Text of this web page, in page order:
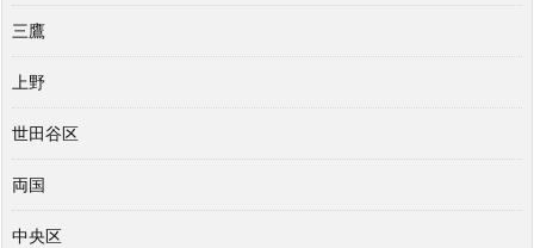
三鷹
上野
世田谷区
両国
中央区